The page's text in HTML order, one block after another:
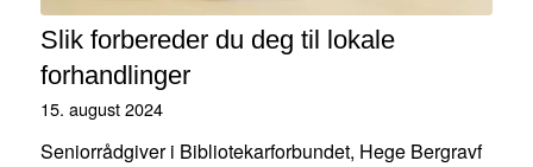
Slik forbereder du deg til lokale
forhandlinger
15. august 2024
Seniorrådgiver i Bibliotekarforbundet, Hege Bergravf